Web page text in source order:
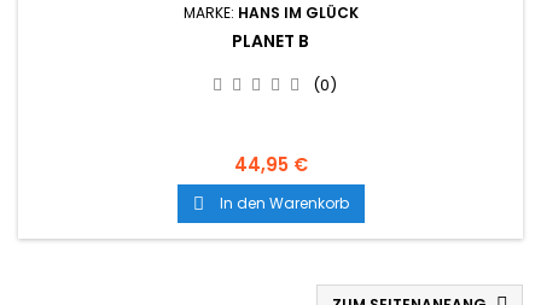
MARKE: HANS IM GLÜCK
PLANET B
(0)
44,95 €
 In den Warenkorb